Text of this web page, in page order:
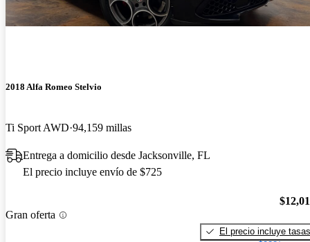
2018 Alfa Romeo Stelvio
Ti Sport AWD 94,159 millas
Entrega a domicilio desde Jacksonville, FL
El precio incluye envío de $725
Gran oferta
El precio incluye tasas